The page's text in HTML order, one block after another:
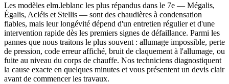
Les modèles elm.leblanc les plus répandus dans le 7e — Mégalis,
Égalis, Acléis et Stellis — sont des chaudières à condensation
fiables, mais leur longévité dépend d'un entretien régulier et d'une
intervention rapide dès les premiers signes de défaillance. Parmi les
pannes que nous traitons le plus souvent : allumage impossible, perte
de pression, code erreur affiché, bruit de claquement à l'allumage, ou
fuite au niveau du corps de chauffe. Nos techniciens diagnostiquent
la cause exacte en quelques minutes et vous présentent un devis clair
avant de commencer les travaux.